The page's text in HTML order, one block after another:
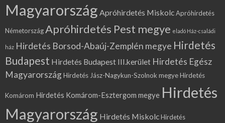
Magyarország Apróhirdetés MiskolcApróhirdetés
NémetországApróhirdetés Pest megye eladó Ház-családi
ház Hirdetés Borsod-Abaúj-Zemplén megye Hirdetés
Budapest Hirdetés Budapest III.kerület Hirdetés Egész
MagyarországHirdetés Jász-Nagykun-Szolnok megyeHirdetés
Komárom Hirdetés Komárom-Esztergom megye Hirdetés
Magyarország Hirdetés MiskolcHirdetés